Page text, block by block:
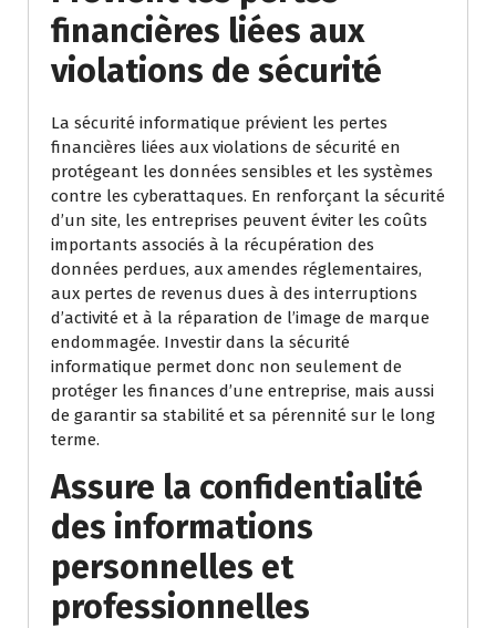
financières liées aux
violations de sécurité
La sécurité informatique prévient les pertes
financières liées aux violations de sécurité en
protégeant les données sensibles et les systèmes
contre les cyberattaques. En renforçant la sécurité
d’un site, les entreprises peuvent éviter les coûts
importants associés à la récupération des
données perdues, aux amendes réglementaires,
aux pertes de revenus dues à des interruptions
d’activité et à la réparation de l’image de marque
endommagée. Investir dans la sécurité
informatique permet donc non seulement de
protéger les finances d’une entreprise, mais aussi
de garantir sa stabilité et sa pérennité sur le long
terme.
Assure la confidentialité
des informations
personnelles et
professionnelles